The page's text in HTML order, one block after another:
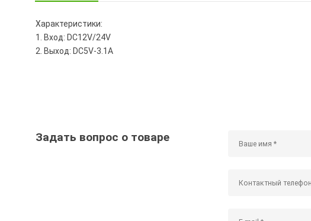
Характеристики:
1. Вход: DC12V/24V
2. Выход: DC5V-3.1A
Задать вопрос о товаре